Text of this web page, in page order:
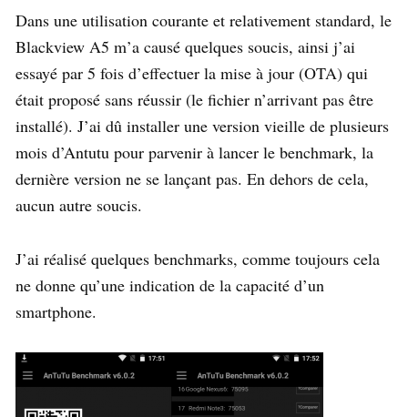
Dans une utilisation courante et relativement standard, le
Blackview A5 m’a causé quelques soucis, ainsi j’ai
essayé par 5 fois d’effectuer la mise à jour (OTA) qui
était proposé sans réussir (le fichier n’arrivant pas être
installé). J’ai dû installer une version vieille de plusieurs
mois d’Antutu pour parvenir à lancer le benchmark, la
dernière version ne se lançant pas. En dehors de cela,
aucun autre soucis.
J’ai réalisé quelques benchmarks, comme toujours cela
ne donne qu’une indication de la capacité d’un
smartphone.